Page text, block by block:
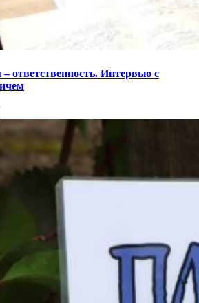
ответственность. Интервью с